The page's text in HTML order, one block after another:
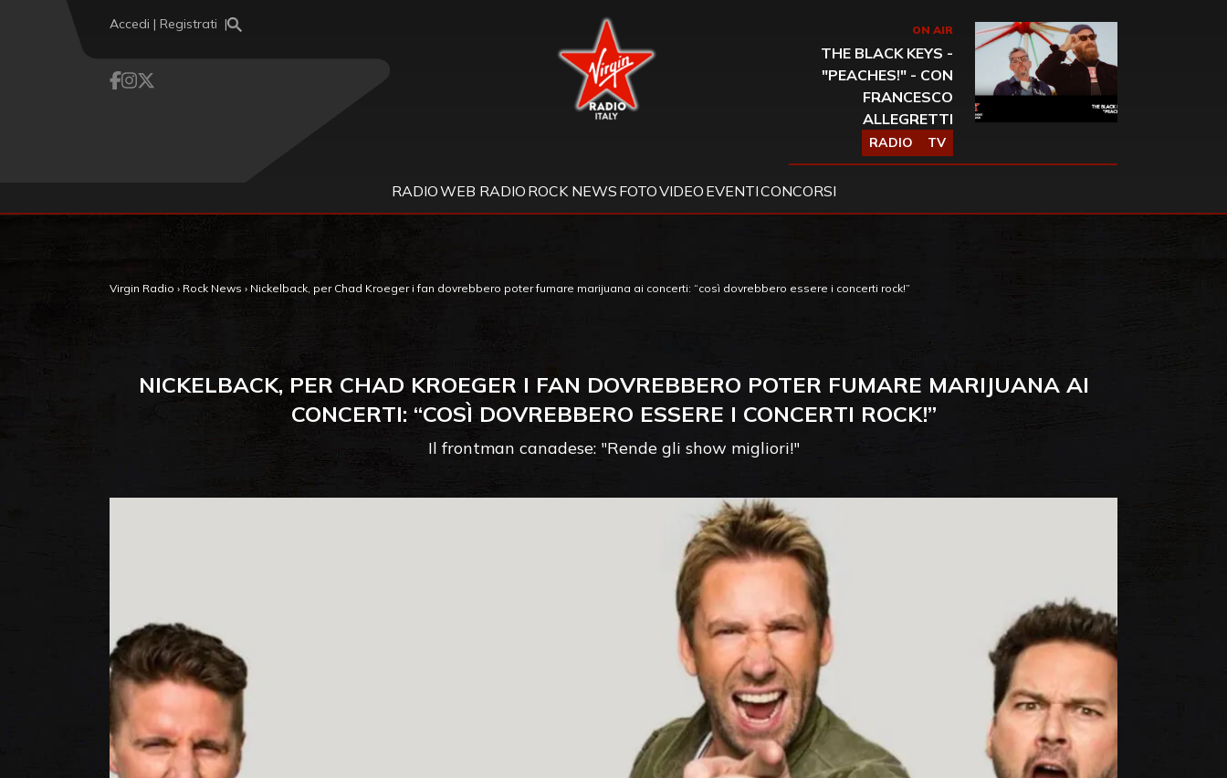
Accedi | Registrati Virgin Radio ON AIR
THE BLACK KEYS -
"PEACHES!" - CON
FRANCESCO
ALLEGRETTI
RADIO TV
RADIOWEB RADIO ROCK NEWS FOTOVIDEO EVENTICONCORSI
Virgin Radio › Rock News › Nickelback, per Chad Kroeger i fan dovrebbero poter fumare marijuana ai concerti: “così dovrebbero essere i concerti rock!”
NICKELBACK, PER CHAD KROEGER I FAN DOVREBBERO POTER FUMARE MARIJUANA AI
CONCERTI: “COSÌ DOVREBBERO ESSERE I CONCERTI ROCK!”
Il frontman canadese: "Rende gli show migliori!"